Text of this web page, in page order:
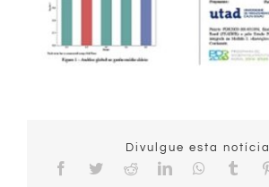
Divulgue esta notícia